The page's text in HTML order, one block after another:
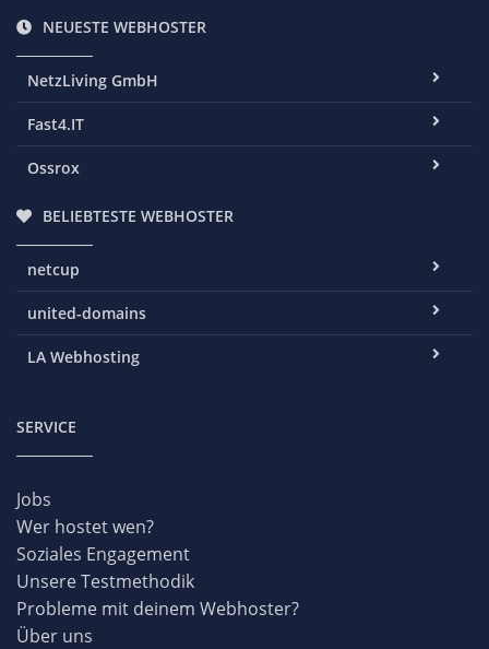
NEUESTE WEBHOSTER
NetzLiving GmbH
Fast4.IT
Ossrox
BELIEBTESTE WEBHOSTER
netcup
united-domains
LA Webhosting
SERVICE
Jobs
Wer hostet wen?
Soziales Engagement
Unsere Testmethodik
Probleme mit deinem Webhoster?
Über uns